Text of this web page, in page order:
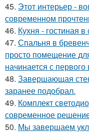
45. Этот интерьер -
современном
46. Кухня - гостиная
47. Спальня в
просто помещение
начинается с первого
48. Завершающая
заранее подобрал.
49. Комплект
современное
50. Мы завершаем